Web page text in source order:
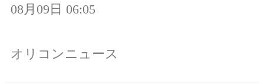
08月09日 06:05
オリコンニュース